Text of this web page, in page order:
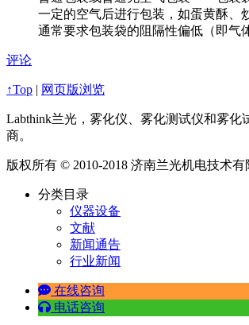
一定的空气后进行包装，如蛋黄酥、
通常要求包装袋的阻隔性偏低（即气
评论
↑Top | 网页版浏览
Labthink兰光，雾化仪、雾化测试仪和雾化
商。
版权所有 © 2010-2018 济南兰光机电技术有
分类目录
仪器设备
文献
新闻通告
行业新闻
在线咨询
电话咨询